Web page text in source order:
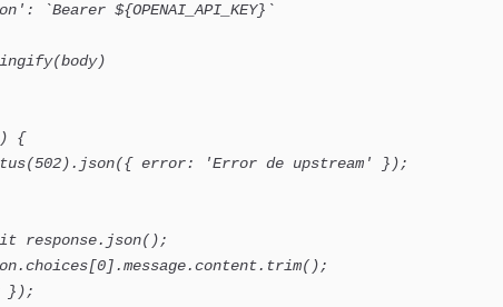
`Bearer ${OPENAI_API_KEY}`
{
error: 'Error de upstream' });
response.json();
});